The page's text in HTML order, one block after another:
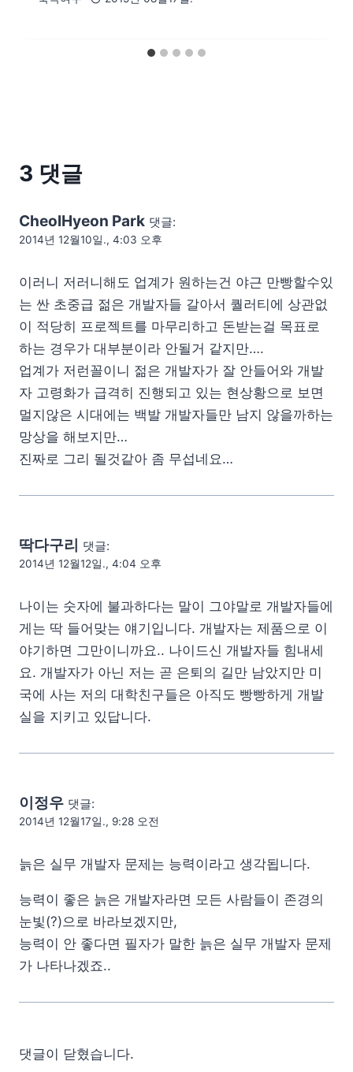
3 댓글
CheolHyeon Park 댓글:
2014년 12월10일., 4:03 오후
이러니 저러니해도 업계가 원하는건 야근 만빵할수있
는 싼 초중급 젊은 개발자들 갈아서 퀄러티에 상관없
이 적당히 프로젝트를 마무리하고 돈받는걸 목표로
하는 경우가 대부분이라 안될거 같지만….
업계가 저런꼴이니 젊은 개발자가 잘 안들어와 개발
자 고령화가 급격히 진행되고 있는 현상황으로 보면
멀지않은 시대에는 백발 개발자들만 남지 않을까하는
망상을 해보지만…
진짜로 그리 될것같아 좀 무섭네요…
딱다구리 댓글:
2014년 12월12일., 4:04 오후
나이는 숫자에 불과하다는 말이 그야말로 개발자들에
게는 딱 들어맞는 얘기입니다. 개발자는 제품으로 이
야기하면 그만이니까요.. 나이드신 개발자들 힘내세
요. 개발자가 아닌 저는 곧 은퇴의 길만 남았지만 미
국에 사는 저의 대학친구들은 아직도 빵빵하게 개발
실을 지키고 있답니다.
이정우 댓글:
2014년 12월17일., 9:28 오전
늙은 실무 개발자 문제는 능력이라고 생각됩니다.
능력이 좋은 늙은 개발자라면 모든 사람들이 존경의
눈빛(?)으로 바라보겠지만,
능력이 안 좋다면 필자가 말한 늙은 실무 개발자 문제
가 나타나겠죠..
댓글이 닫혔습니다.